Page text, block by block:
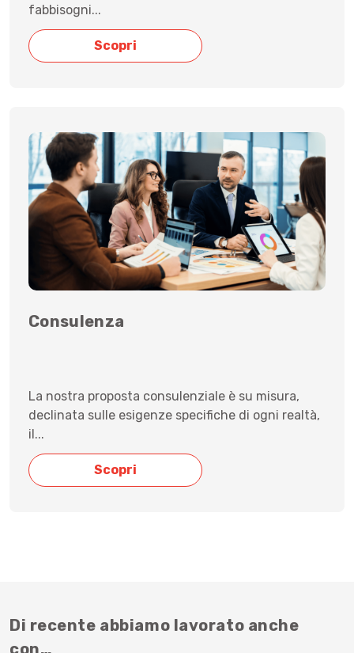
fabbisogni...
Scopri
Consulenza
La nostra proposta consulenziale è su misura,
declinata sulle esigenze specifiche di ogni realtà,
il...
Scopri
Di recente abbiamo lavorato anche